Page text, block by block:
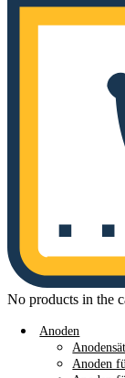
No products in the
Anoden
Anoden